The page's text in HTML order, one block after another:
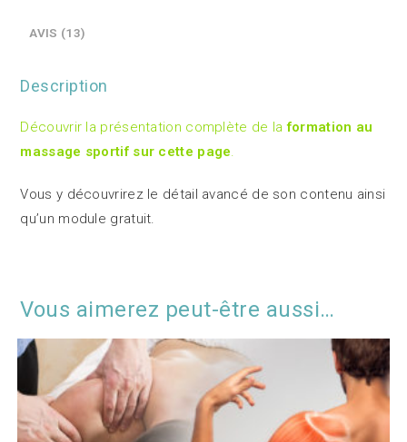
AVIS (13)
Description
Découvrir la présentation complète de laformation au
massage sportif sur cette page.
Vous y découvrirez le détail avancé de son contenu ainsi
qu’un module gratuit.
Vous aimerez peut-être aussi…